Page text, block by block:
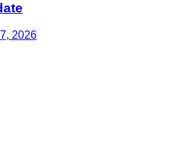
2026